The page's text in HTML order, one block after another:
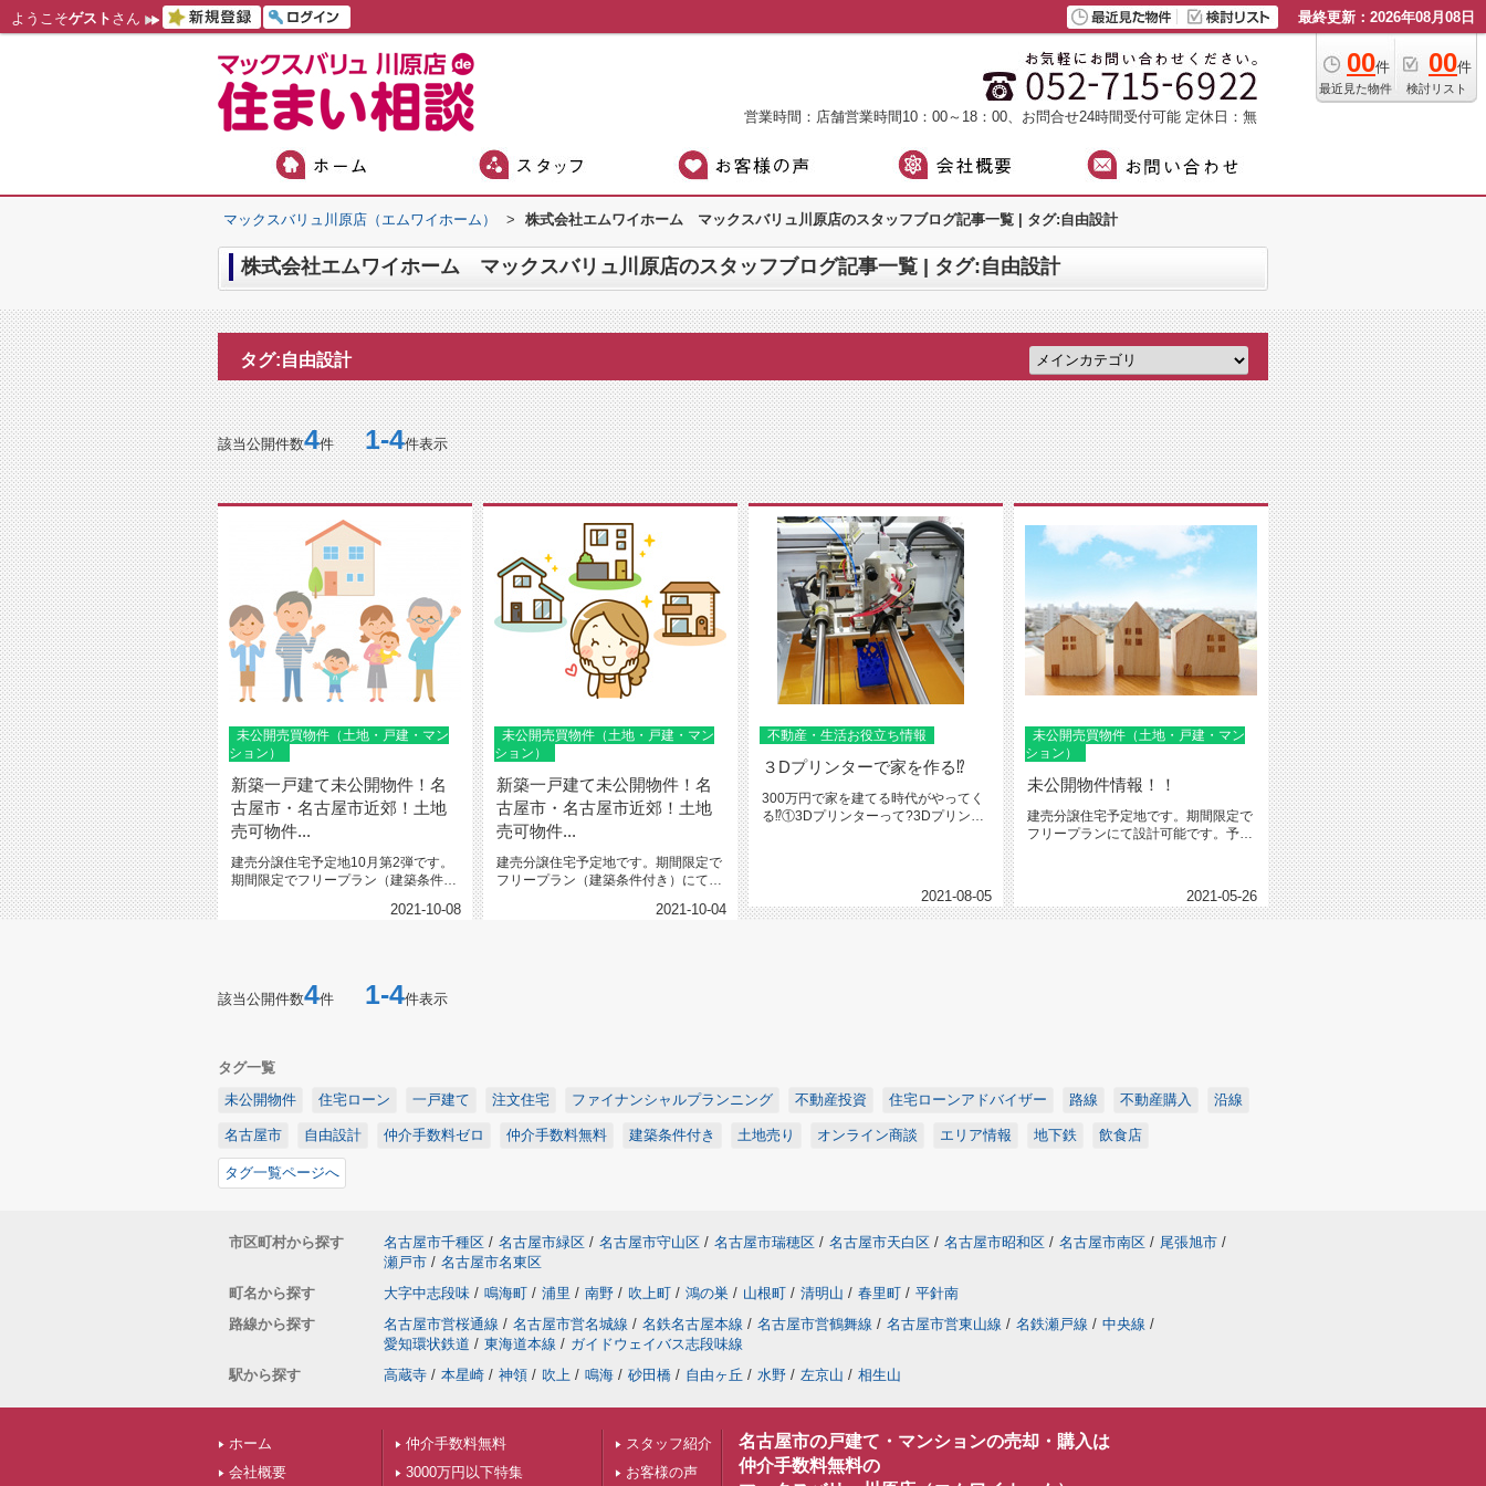
ようこそゲスト さん 最終更新：2026年08月08日
00件
最近見た物件
00件
検討リスト
営業時間：店舗営業時間10：00～18：00、お問合せ24時間受付可能 定休日：無
マックスバリュ川原店（エムワイホーム） > 株式会社エムワイホーム マックスバリュ川原店のスタッフブログ記事一覧 | タグ:自由設計
株式会社エムワイホーム マックスバリュ川原店のスタッフブログ記事一覧 | タグ:自由設計
タグ:自由設計
該当公開件数4件1-4件表示
未公開売買物件（土地・戸建・マン
ション）
新築一戸建て未公開物件！名
古屋市・名古屋市近郊！土地
売可物件...
建売分譲住宅予定地10月第2弾です。
期間限定でフリープラン（建築条件付
2021-10-08
未公開売買物件（土地・戸建・マン
ション）
新築一戸建て未公開物件！名
古屋市・名古屋市近郊！土地
売可物件...
建売分譲住宅予定地です。期間限定で
フリープラン（建築条件付き）にて設
2021-10-04
不動産・生活お役立ち情報
３Dプリンターで家を作る⁉
300万円で家を建てる時代がやってく
る⁉①3Dプリンターって?3Dプリンタ
2021-08-05
未公開売買物件（土地・戸建・マン
ション）
未公開物件情報！！
建売分譲住宅予定地です。期間限定で
フリープランにて設計可能です。予算
2021-05-26
該当公開件数4件 1-4件表示
タグ一覧
未公開物件
住宅ローン 一戸建て 注文住宅 ファイナンシャルプランニング 不動産投資 住宅ローンアドバイザー 路線 不動産購入 沿線
名古屋市 自由設計 仲介手数料ゼロ 仲介手数料無料 建築条件付き 土地売り オンライン商談 エリア情報 地下鉄 飲食店
タグ一覧ページへ
市区町村から探す 名古屋市千種区 / 名古屋市緑区 / 名古屋市守山区 / 名古屋市瑞穂区 / 名古屋市天白区 / 名古屋市昭和区 / 名古屋市南区 / 尾張旭市 /
瀬戸市 / 名古屋市名東区
町名から探す
大字中志段味 / 鳴海町 / 浦里 / 南野 / 吹上町 / 鴻の巣 / 山根町 / 清明山 / 春里町 / 平針南
路線から探す
名古屋市営桜通線 / 名古屋市営名城線 / 名鉄名古屋本線 / 名古屋市営鶴舞線 / 名古屋市営東山線 / 名鉄瀬戸線 / 中央線 /
愛知環状鉄道 / 東海道本線 / ガイドウェイバス志段味線
駅から探す
高蔵寺 / 本星崎 / 神領 / 吹上 / 鳴海 / 砂田橋 / 自由ヶ丘 / 水野 / 左京山 / 相生山
ホーム
会社概要
仲介手数料無料
3000万円以下特集
スタッフ紹介
お客様の声
名古屋市の戸建て・マンションの売却・購入は
仲介手数料無料の